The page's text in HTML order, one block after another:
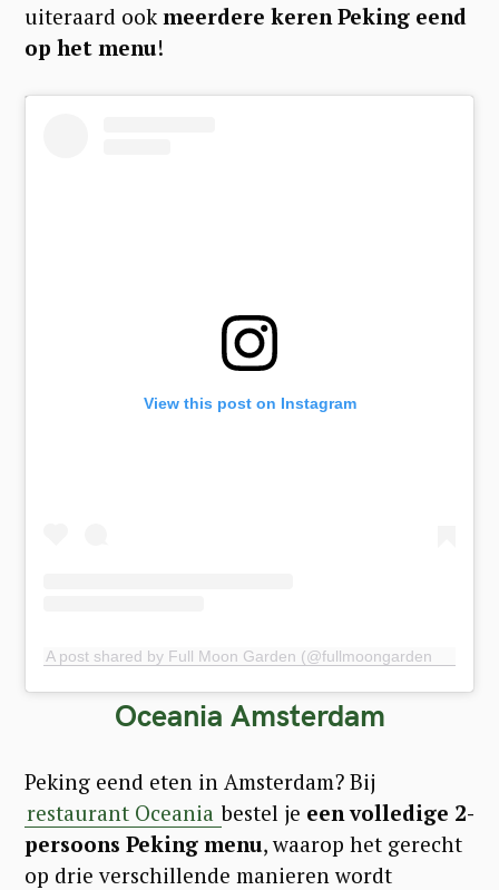
uiteraard ook meerdere keren Peking eend
op het menu!
View this post on Instagram
Oceania Amsterdam
Peking eend eten in Amsterdam? Bij
restaurant Oceania bestel je een volledige 2-
persoons Peking menu, waarop het gerecht
op drie verschillende manieren wordt